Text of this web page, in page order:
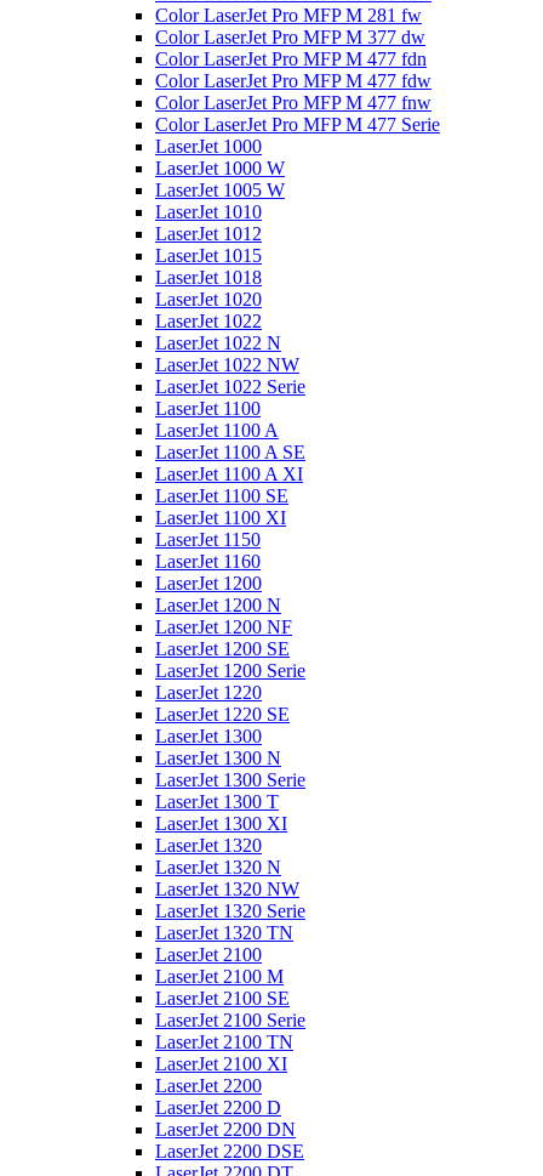
Color LaserJet Pro MFP M 281 fw
Color LaserJet Pro MFP M 377 dw
Color LaserJet Pro MFP M 477 fdn
Color LaserJet Pro MFP M 477 fdw
Color LaserJet Pro MFP M 477 fnw
Color LaserJet Pro MFP M 477 Serie
LaserJet 1000
LaserJet 1000 W
LaserJet 1005 W
LaserJet 1010
LaserJet 1012
LaserJet 1015
LaserJet 1018
LaserJet 1020
LaserJet 1022
LaserJet 1022 N
LaserJet 1022 NW
LaserJet 1022 Serie
LaserJet 1100
LaserJet 1100 A
LaserJet 1100 A SE
LaserJet 1100 A XI
LaserJet 1100 SE
LaserJet 1100 XI
LaserJet 1150
LaserJet 1160
LaserJet 1200
LaserJet 1200 N
LaserJet 1200 NF
LaserJet 1200 SE
LaserJet 1200 Serie
LaserJet 1220
LaserJet 1220 SE
LaserJet 1300
LaserJet 1300 N
LaserJet 1300 Serie
LaserJet 1300 T
LaserJet 1300 XI
LaserJet 1320
LaserJet 1320 N
LaserJet 1320 NW
LaserJet 1320 Serie
LaserJet 1320 TN
LaserJet 2100
LaserJet 2100 M
LaserJet 2100 SE
LaserJet 2100 Serie
LaserJet 2100 TN
LaserJet 2100 XI
LaserJet 2200
LaserJet 2200 D
LaserJet 2200 DN
LaserJet 2200 DSE